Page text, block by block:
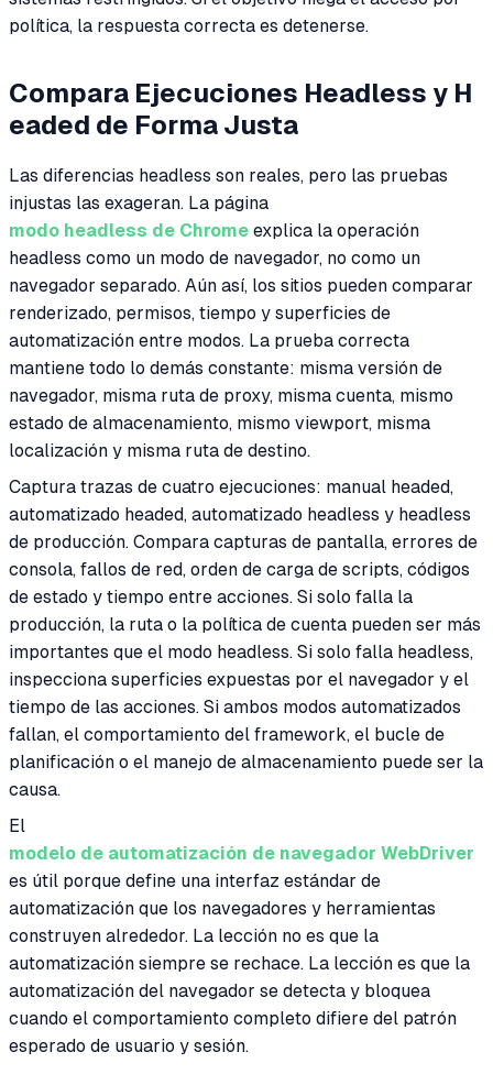
política, la respuesta correcta es detenerse.
Compara Ejecuciones Headless y H
eaded de Forma Justa
Las diferencias headless son reales, pero las pruebas
injustas las exageran. La página
modo headless de Chrome explica la operación
headless como un modo de navegador, no como un
navegador separado. Aún así, los sitios pueden comparar
renderizado, permisos, tiempo y superficies de
automatización entre modos. La prueba correcta
mantiene todo lo demás constante: misma versión de
navegador, misma ruta de proxy, misma cuenta, mismo
estado de almacenamiento, mismo viewport, misma
localización y misma ruta de destino.
Captura trazas de cuatro ejecuciones: manual headed,
automatizado headed, automatizado headless y headless
de producción. Compara capturas de pantalla, errores de
consola, fallos de red, orden de carga de scripts, códigos
de estado y tiempo entre acciones. Si solo falla la
producción, la ruta o la política de cuenta pueden ser más
importantes que el modo headless. Si solo falla headless,
inspecciona superficies expuestas por el navegador y el
tiempo de las acciones. Si ambos modos automatizados
fallan, el comportamiento del framework, el bucle de
planificación o el manejo de almacenamiento puede ser la
causa.
El
modelo de automatización de navegador WebDriver
es útil porque define una interfaz estándar de
automatización que los navegadores y herramientas
construyen alrededor. La lección no es que la
automatización siempre se rechace. La lección es que la
automatización del navegador se detecta y bloquea
cuando el comportamiento completo difiere del patrón
esperado de usuario y sesión.